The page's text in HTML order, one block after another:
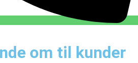
om til kunder